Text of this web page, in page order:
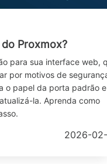
Proxmox?
para sua interface web,
por motivos de
o papel da porta padrão e
la. Aprenda como
2026-